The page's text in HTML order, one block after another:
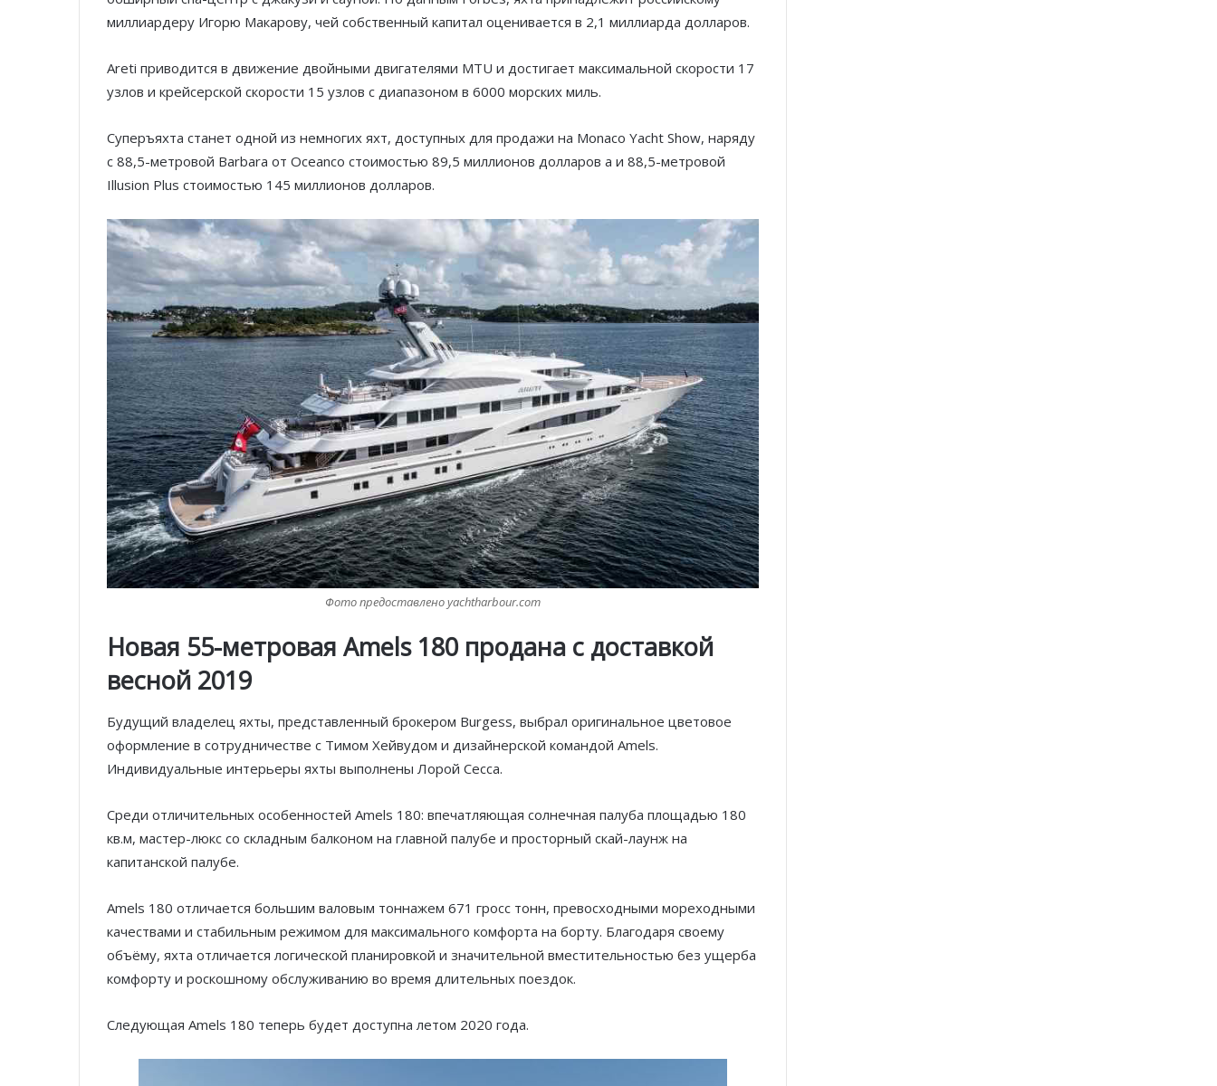
миллиардеру Игорю Макарову, чей собственный капитал оценивается в 2,1 миллиарда долларов.
Areti приводится в движение двойными двигателями MTU и достигает максимальной скорости 17
узлов и крейсерской скорости 15 узлов с диапазоном в 6000 морских миль.
Суперъяхта станет одной из немногих яхт, доступных для продажи на Monaco Yacht Show, наряду
с 88,5-метровой Barbara от Oceanco стоимостью 89,5 миллионов долларов а и 88,5-метровой
Illusion Plus стоимостью 145 миллионов долларов.
Фото предоставлено yachtharbour.com
Новая 55-метровая Amels 180 продана с доставкой
весной 2019
Будущий владелец яхты, представленный брокером Burgess, выбрал оригинальное цветовое
оформление в сотрудничестве с Тимом Хейвудом и дизайнерской командой Amels.
Индивидуальные интерьеры яхты выполнены Лорой Сесса.
Среди отличительных особенностей Amels 180: впечатляющая солнечная палуба площадью 180
кв.м, мастер-люкс со складным балконом на главной палубе и просторный скай-лаунж на
капитанской палубе.
Amels 180 отличается большим валовым тоннажем 671 гросс тонн, превосходными мореходными
качествами и стабильным режимом для максимального комфорта на борту. Благодаря своему
объёму, яхта отличается логической планировкой и значительной вместительностью без ущерба
комфорту и роскошному обслуживанию во время длительных поездок.
Следующая Amels 180 теперь будет доступна летом 2020 года.